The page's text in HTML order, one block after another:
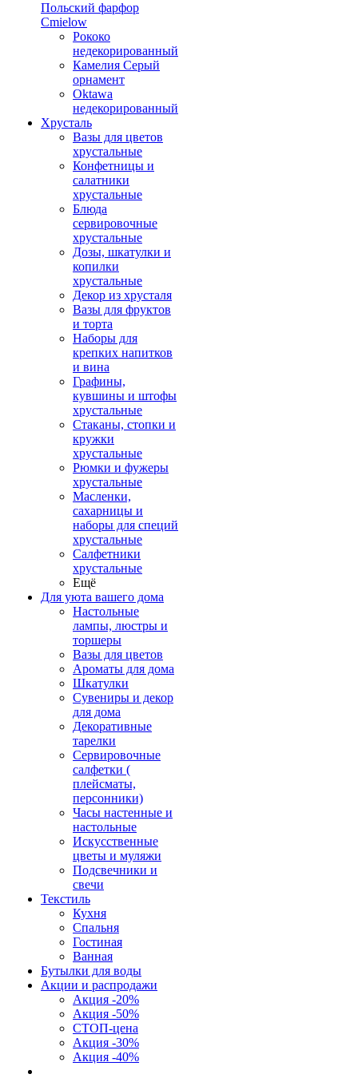
Польский фарфор
Сmielow
Рококо
недекорированный
Камелия Серый
орнамент
Oktawa
недекорированный
Хрусталь
Вазы для цветов
хрустальные
Конфетницы и
салатники
хрустальные
Блюда
сервировочные
хрустальные
Дозы, шкатулки и
копилки
хрустальные
Декор из хрусталя
Вазы для фруктов
и торта
Наборы для
крепких напитков
и вина
Графины,
кувшины и штофы
хрустальные
Стаканы, стопки и
кружки
хрустальные
Рюмки и фужеры
хрустальные
Масленки,
сахарницы и
наборы для специй
хрустальные
Салфетники
хрустальные
Ещё
Для уюта вашего дома
Настольные
лампы, люстры и
торшеры
Вазы для цветов
Ароматы для дома
Шкатулки
Сувениры и декор
для дома
Декоративные
тарелки
Сервировочные
салфетки (
плейсматы,
персонники)
Часы настенные и
настольные
Искусственные
цветы и муляжи
Подсвечники и
свечи
Текстиль
Кухня
Спальня
Гостиная
Ванная
Бутылки для воды
Акции и распродажи
Акция -20%
Акция -50%
СТОП-цена
Акция -30%
Акция -40%